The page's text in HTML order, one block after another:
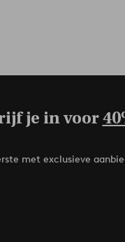
je in voor
met exclusieve